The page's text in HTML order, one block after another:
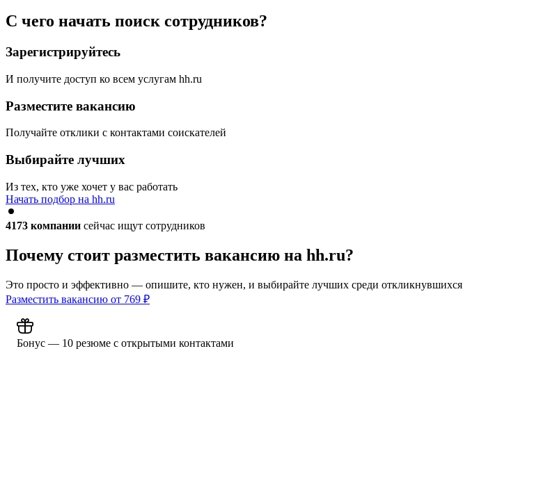
С чего начать поиск сотрудников?
Зарегистрируйтесь
И получите доступ ко всем услугам hh.ru
Разместите вакансию
Получайте отклики с контактами соискателей
Выбирайте лучших
Из тех, кто уже хочет у вас работать
Начать подбор на hh.ru
4173 компании сейчас ищут сотрудников
Почему стоит разместить вакансию на hh.ru?
Это просто и эффективно — опишите, кто нужен, и выбирайте лучших среди откликнувшихся
Разместить вакансию от 769 ₽
Бонус — 10 резюме с открытыми контактами